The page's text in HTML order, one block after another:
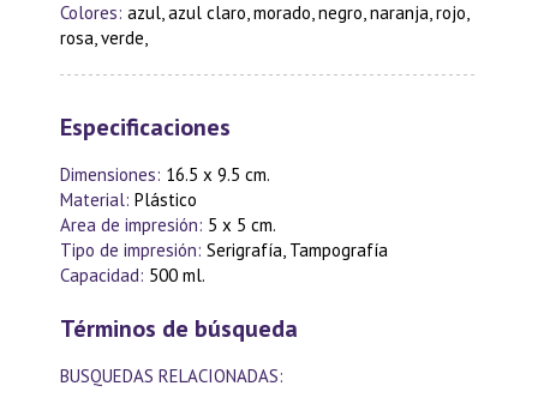
Colores: azul, azul claro, morado, negro, naranja, rojo,
rosa, verde,
Especificaciones
Dimensiones: 16.5 x 9.5 cm.
Material: Plástico
Area de impresión: 5 x 5 cm.
Tipo de impresión: Serigrafía, Tampografía
Capacidad: 500 ml.
Términos de búsqueda
BUSQUEDAS RELACIONADAS: